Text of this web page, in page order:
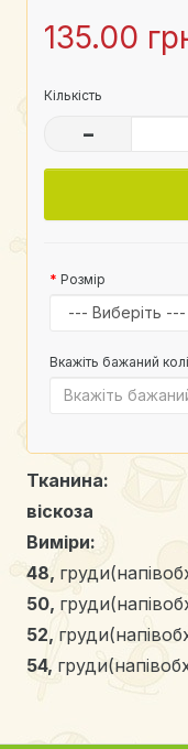
135.00
Кількість
–
Розмір
Вкажіть бажаний
Тканина:
віскоза
Виміри:
48,
50,
52,
54,